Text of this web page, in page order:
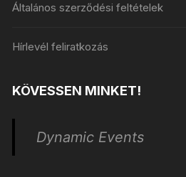
Általános szerződési feltételek
Hírlevél feliratkozás
KÖVESSEN MINKET!
Dynamic Events